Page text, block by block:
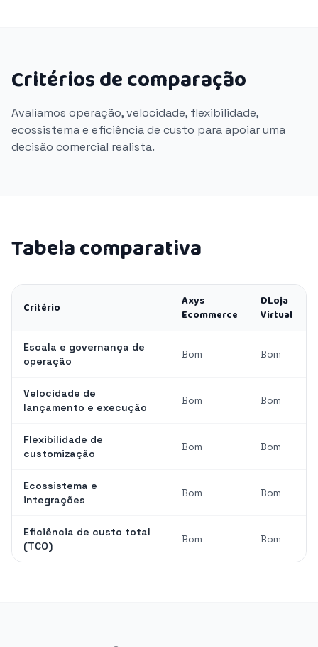
Critérios de comparação
Avaliamos operação, velocidade, flexibilidade,
ecossistema e eficiência de custo para apoiar uma
decisão comercial realista.
Tabela comparativa
Critério
Axys
Ecommerce
DLoja
Virtual
Escala e governança de
operação
Bom Bom
Velocidade de
lançamento e execução
Bom Bom
Flexibilidade de
customização
Bom Bom
Ecossistema e
integrações
Bom Bom
Eficiência de custo total
(TCO)
Bom Bom